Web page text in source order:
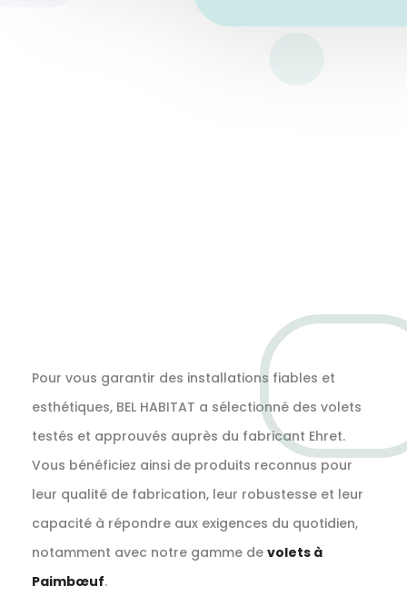
Pour vous garantir des installations fiables et
esthétiques, BEL HABITAT a sélectionné des volets
testés et approuvés auprès du fabricant Ehret.
Vous bénéficiez ainsi de produits reconnus pour
leur qualité de fabrication, leur robustesse et leur
capacité à répondre aux exigences du quotidien,
notamment avec notre gamme de volets à
Paimbœuf.